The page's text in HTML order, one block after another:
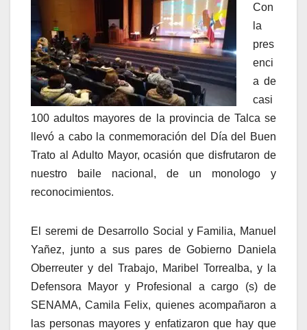
Con
la
pres
enci
a de
casi
100 adultos mayores de la provincia de Talca se
llevó a cabo la conmemoración del Día del Buen
Trato al Adulto Mayor, ocasión que disfrutaron de
nuestro baile nacional, de un monologo y
reconocimientos.
El seremi de Desarrollo Social y Familia, Manuel
Yañez, junto a sus pares de Gobierno Daniela
Oberreuter y del Trabajo, Maribel Torrealba, y la
Defensora Mayor y Profesional a cargo (s) de
SENAMA, Camila Felix, quienes acompañaron a
las personas mayores y enfatizaron que hay que